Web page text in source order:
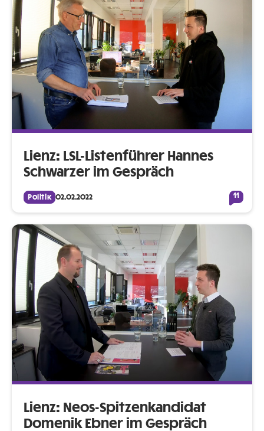
Lienz: LSL-Listenführer Hannes
Schwarzer im Gespräch
Politik 02.02.2022 11
Lienz: Neos-Spitzenkandidat
Domenik Ebner im Gespräch